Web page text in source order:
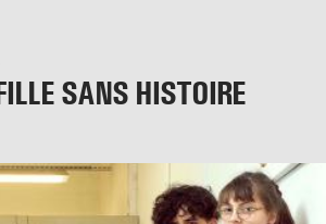
SANS HISTOIRE